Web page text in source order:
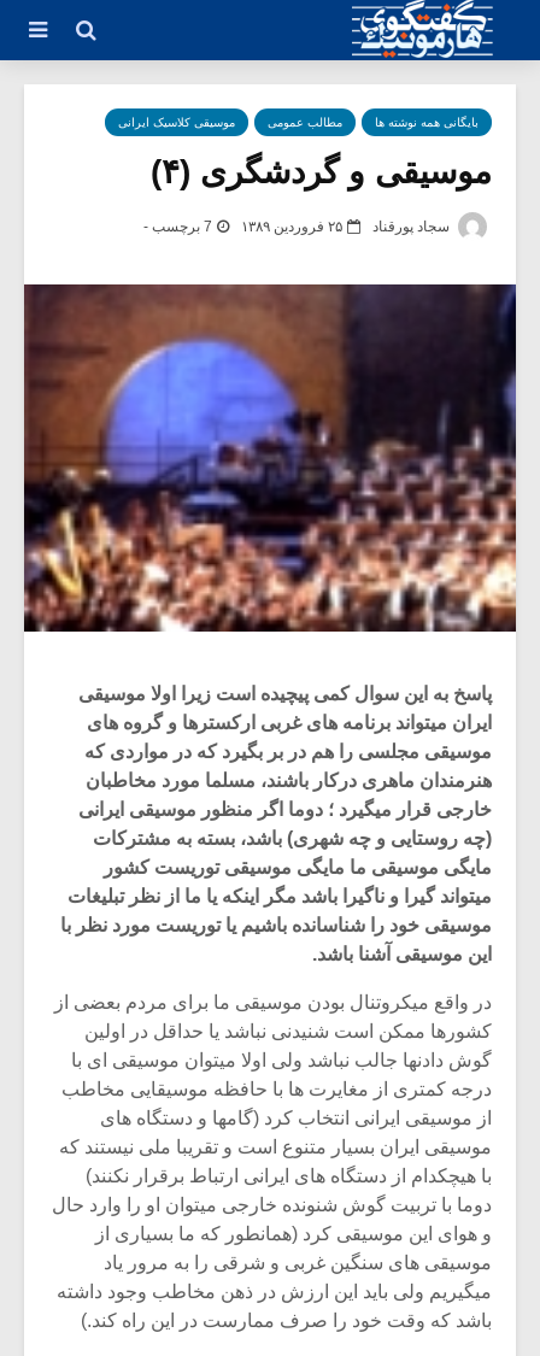
بایگانی همه نوشته ها مطالب عمومی موسیقی کلاسیک ایرانی
موسیقی و گردشگری (۴)
سجاد پورقناد ۲۵ فروردین ۱۳۸۹ 7 برچسب -
پاسخ به این سوال کمی پیچیده است زیرا اولا موسیقی
ایران میتواند برنامه های غربی ارکسترها و گروه های
موسیقی مجلسی را هم در بر بگیرد که در مواردی که
هنرمندان ماهری درکار باشند، مسلما مورد مخاطبان
خارجی قرار میگیرد ؛ دوما اگر منظور موسیقی ایرانی
(چه روستایی و چه شهری) باشد، بسته به مشترکات
مایگی موسیقی ما مایگی موسیقی توریست کشور
میتواند گیرا و ناگیرا باشد مگر اینکه یا ما از نظر تبلیغات
موسیقی خود را شناسانده باشیم یا توریست مورد نظر با
این موسیقی آشنا باشد.
در واقع میکروتنال بودن موسیقی ما برای مردم بعضی از
کشورها ممکن است شنیدنی نباشد یا حداقل در اولین
گوش دادنها جالب نباشد ولی اولا میتوان موسیقی ای با
درجه کمتری از مغایرت ها با حافظه موسیقایی مخاطب
از موسیقی ایرانی انتخاب کرد (گامها و دستگاه های
موسیقی ایران بسیار متنوع است و تقریبا ملی نیستند که
با هیچکدام از دستگاه های ایرانی ارتباط برقرار نکنند)
دوما با تربیت گوش شنونده خارجی میتوان او را وارد حال
و هوای این موسیقی کرد (همانطور که ما بسیاری از
موسیقی های سنگین غربی و شرقی را به مرور یاد
میگیریم ولی باید این ارزش در ذهن مخاطب وجود داشته
باشد که وقت خود را صرف ممارست در این راه کند.)